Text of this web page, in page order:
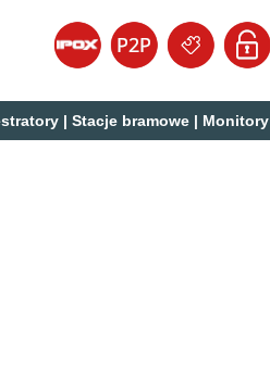
| Stacje bramowe | Monitory